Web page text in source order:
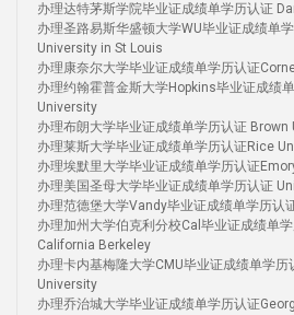
办理达特茅斯学院毕业证成绩单学历认证
办理圣路易斯华盛顿大学WU毕业证成绩单
University in St Louis
办理康奈尔大学毕业证成绩单学历认证
办理约翰霍普金斯大学Hopkins毕业证成绩
University
办理布朗大学毕业证成绩单学历认证 Brown
办理莱斯大学毕业证成绩单学历认证Rice
办理埃默里大学毕业证成绩单学历认证
办理美国圣母大学毕业证成绩单学历认证
办理范德堡大学Vandy毕业证成绩单学历认
办理加州大学伯克利分校Cal毕业证成绩单
California Berkeley
办理卡内基梅隆大学CMU毕业证成绩单学
University
办理乔治城大学毕业证成绩单学历认证